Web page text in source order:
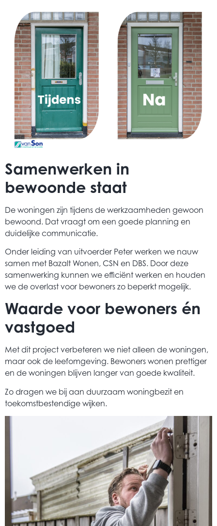
Samenwerken in
bewoonde staat
De woningen zijn tijdens de werkzaamheden gewoon
bewoond. Dat vraagt om een goede planning en
duidelijke communicatie.
Onder leiding van uitvoerder Peter werken we nauw
samen met Bazalt Wonen, CSN en DBS. Door deze
samenwerking kunnen we efficiënt werken en houden
we de overlast voor bewoners zo beperkt mogelijk.
Waarde voor bewoners én
vastgoed
Met dit project verbeteren we niet alleen de woningen,
maar ook de leefomgeving. Bewoners wonen prettiger
en de woningen blijven langer van goede kwaliteit.
Zo dragen we bij aan duurzaam woningbezit en
toekomstbestendige wijken.